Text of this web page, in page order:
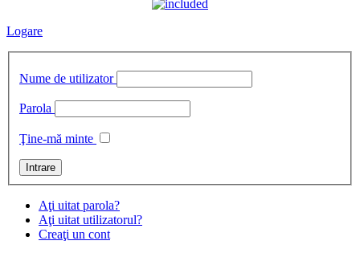
Logare
Nume de utilizator
Parola
Ţine-mă minte
Aţi uitat parola?
Aţi uitat utilizatorul?
Creaţi un cont